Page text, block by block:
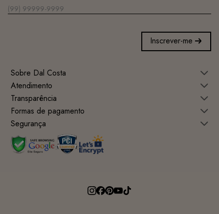
Inscrever-me
Sobre Dal Costa
Atendimento
Transparência
Formas de pagamento
Segurança